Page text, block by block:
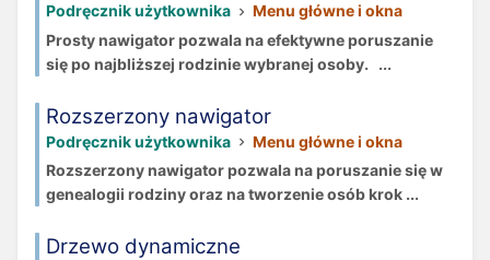
Podręcznik użytkownika
Menu główne i okna
Prosty nawigator pozwala na efektywne poruszanie
się po najbliższej rodzinie wybranej osoby. ...
Rozszerzony nawigator
Podręcznik użytkownika
Menu główne i okna
Rozszerzony nawigator pozwala na poruszanie się w
genealogii rodziny oraz na tworzenie osób krok ...
Drzewo dynamiczne